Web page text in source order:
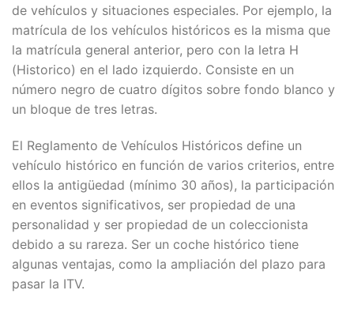
de vehículos y situaciones especiales. Por ejemplo, la
matrícula de los vehículos históricos es la misma que
la matrícula general anterior, pero con la letra H
(Historico) en el lado izquierdo. Consiste en un
número negro de cuatro dígitos sobre fondo blanco y
un bloque de tres letras.
El Reglamento de Vehículos Históricos define un
vehículo histórico en función de varios criterios, entre
ellos la antigüedad (mínimo 30 años), la participación
en eventos significativos, ser propiedad de una
personalidad y ser propiedad de un coleccionista
debido a su rareza. Ser un coche histórico tiene
algunas ventajas, como la ampliación del plazo para
pasar la ITV.